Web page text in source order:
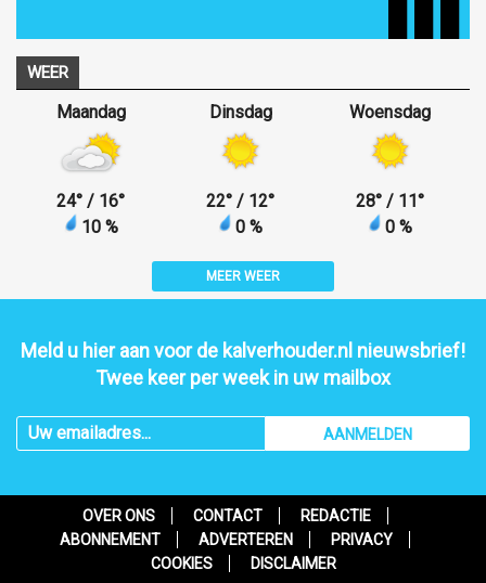
WEER
Maandag
24° / 16°
10 %
Dinsdag
22° / 12°
0 %
Woensdag
28° / 11°
0 %
MEER WEER
Meld u hier aan voor de kalverhouder.nl nieuwsbrief!
Twee keer per week in uw mailbox
AANMELDEN
OVER ONS CONTACT
REDACTIE
ABONNEMENT
ADVERTEREN
PRIVACY
COOKIES
DISCLAIMER